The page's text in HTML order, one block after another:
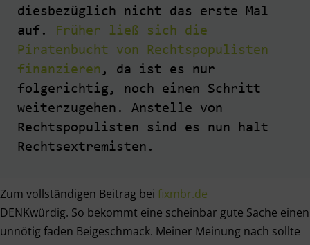
diesbezüglich nicht das erste Mal
auf. Früher ließ sich die
Piratenbucht von Rechtspopulisten
finanzieren , da ist es nur
folgerichtig, noch einen Schritt
weiterzugehen. Anstelle von
Rechtspopulisten sind es nun halt
Rechtsextremisten.
Zum vollständigen Beitrag bei fixmbr.de
DENKwürdig. So bekommt eine scheinbar gute Sache einen
unnötig faden Beigeschmack. Meiner Meinung nach sollte